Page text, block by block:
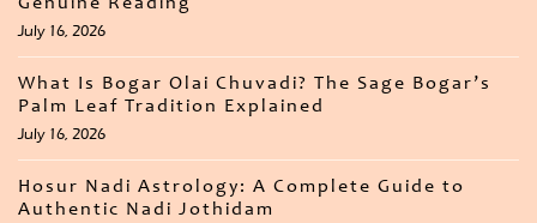
Genuine Reading
July 16, 2026
What Is Bogar Olai Chuvadi? The Sage Bogar’s
Palm Leaf Tradition Explained
July 16, 2026
Hosur Nadi Astrology: A Complete Guide to
Authentic Nadi Jothidam